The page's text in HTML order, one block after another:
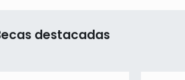
destacadas